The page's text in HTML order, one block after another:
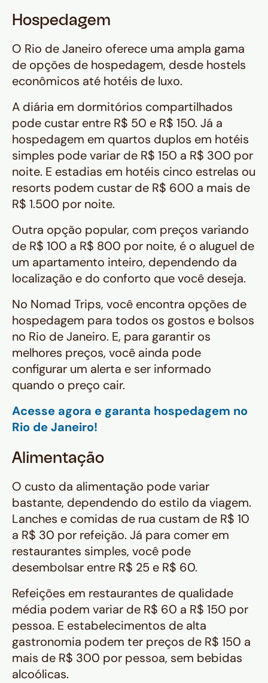
Hospedagem
O Rio de Janeiro oferece uma ampla gama
de opções de hospedagem, desde hostels
econômicos até hotéis de luxo.
A diária em dormitórios compartilhados
pode custar entre R$ 50 e R$ 150. Já a
hospedagem em quartos duplos em hotéis
simples pode variar de R$ 150 a R$ 300 por
noite. E estadias em hotéis cinco estrelas ou
resorts podem custar de R$ 600 a mais de
R$ 1.500 por noite.
Outra opção popular, com preços variando
de R$ 100 a R$ 800 por noite, é o aluguel de
um apartamento inteiro, dependendo da
localização e do conforto que você deseja.
No Nomad Trips, você encontra opções de
hospedagem para todos os gostos e bolsos
no Rio de Janeiro. E, para garantir os
melhores preços, você ainda pode
configurar um alerta e ser informado
quando o preço cair.
Acesse agora e garanta hospedagem no
Rio de Janeiro!
Alimentação
O custo da alimentação pode variar
bastante, dependendo do estilo da viagem.
Lanches e comidas de rua custam de R$ 10
a R$ 30 por refeição. Já para comer em
restaurantes simples, você pode
desembolsar entre R$ 25 e R$ 60.
Refeições em restaurantes de qualidade
média podem variar de R$ 60 a R$ 150 por
pessoa. E estabelecimentos de alta
gastronomia podem ter preços de R$ 150 a
mais de R$ 300 por pessoa, sem bebidas
alcoólicas.